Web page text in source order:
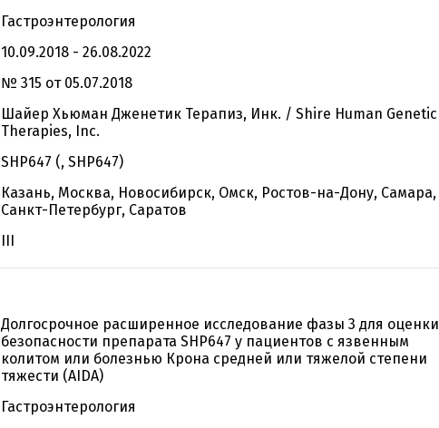
Гастроэнтерология
10.09.2018 - 26.08.2022
№ 315 от 05.07.2018
Шайер Хьюман Дженетик Терапиз, Инк. / Shire Human Genetic
Therapies, Inc.
SHP647 (, SHP647)
Казань, Москва, Новосибирск, Омск, Ростов-на-Дону, Самара,
Санкт-Петербург, Саратов
III
Долгосрочное расширенное исследование фазы 3 для оценки
безопасности препарата SHP647 у пациентов с язвенным
колитом или болезнью Крона средней или тяжелой степени
тяжести (АIDA)
Гастроэнтерология